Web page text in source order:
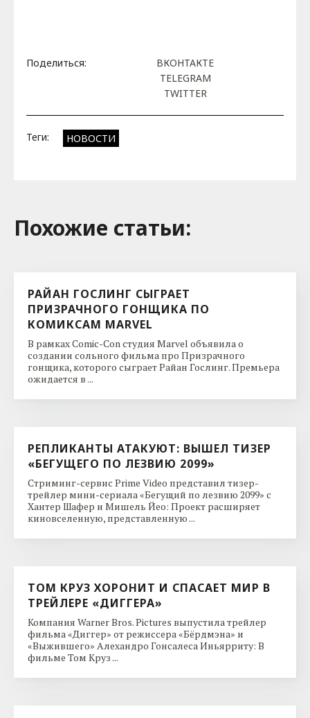
Поделиться:
ВКОНТАКТЕ
TELEGRAM
TWITTER
Теги: НОВОСТИ
Похожие cтатьи:
РАЙАН ГОСЛИНГ СЫГРАЕТ
ПРИЗРАЧНОГО ГОНЩИКА ПО
КОМИКСАМ MARVEL
В рамках Comic-Con студия Marvel объявила о
создании сольного фильма про Призрачного
гонщика, которого сыграет Райан Гослинг. Премьера
ожидается в ...
РЕПЛИКАНТЫ АТАКУЮТ: ВЫШЕЛ ТИЗЕР
«БЕГУЩЕГО ПО ЛЕЗВИЮ 2099»
Стриминг-сервис Prime Video представил тизер-
трейлер мини-сериала «Бегущий по лезвию 2099» с
Хантер Шафер и Мишель Йео: Проект расширяет
киновселенную, представленную ...
ТОМ КРУЗ ХОРОНИТ И СПАСАЕТ МИР В
ТРЕЙЛЕРЕ «ДИГГЕРА»
Компания Warner Bros. Pictures выпустила трейлер
фильма «Диггер» от режиссера «Бёрдмэна» и
«Выжившего» Алехандро Гонсалеса Иньярриту: В
фильме Том Круз ...